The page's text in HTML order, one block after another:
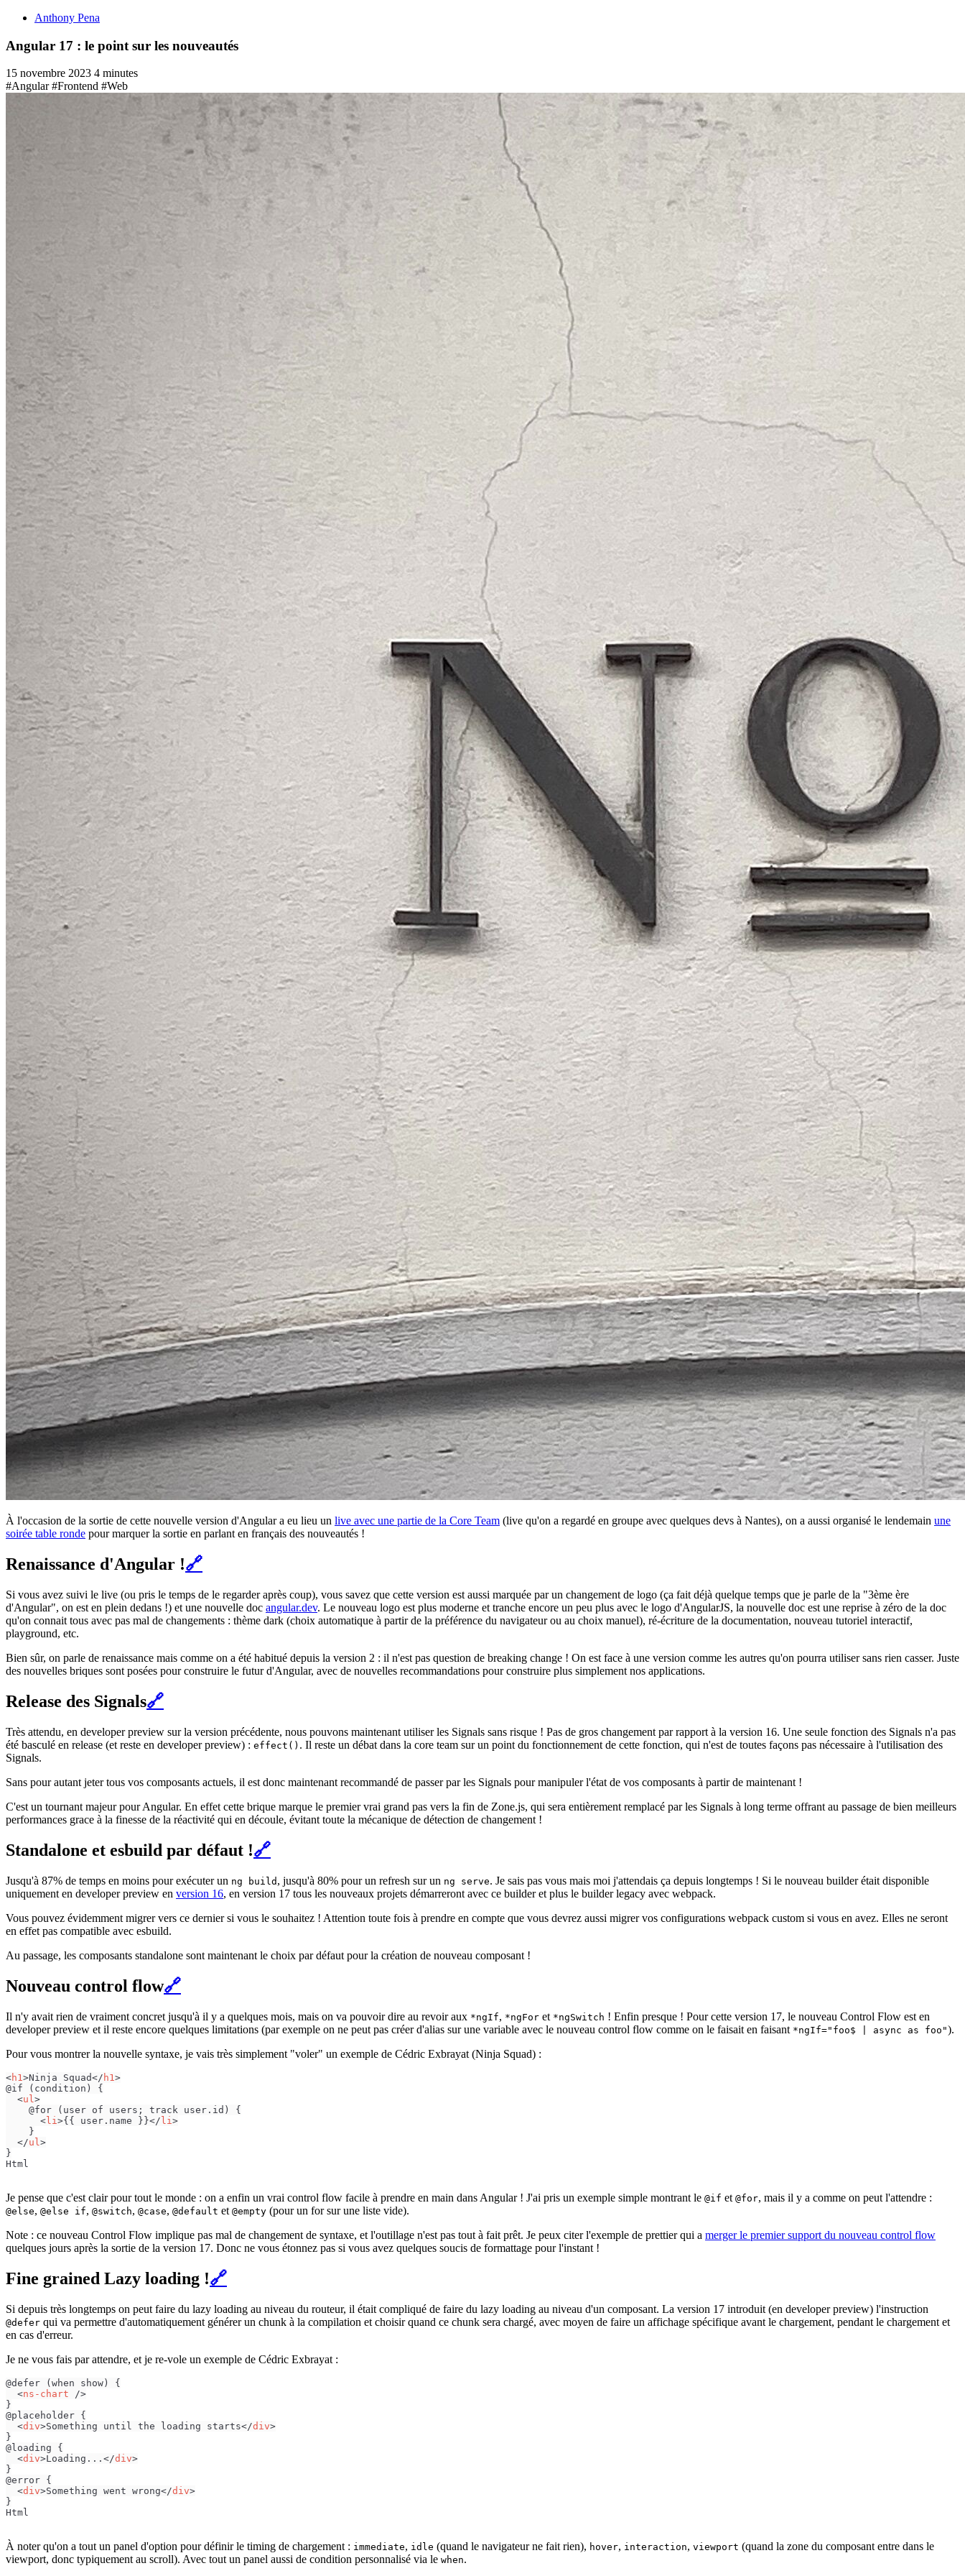
Anthony Pena
Angular 17 : le point sur les nouveautés
15 novembre 2023 4 minutes
#Angular #Frontend #Web
À l'occasion de la sortie de cette nouvelle version d'Angular a eu lieu un live avec une partie de la Core Team (live qu'on a regardé en groupe avec quelques devs à Nantes), on a aussi organisé le lendemain une
soirée table ronde pour marquer la sortie en parlant en français des nouveautés !
Renaissance d'Angular !🔗
Si vous avez suivi le live (ou pris le temps de le regarder après coup), vous savez que cette version est aussi marquée par un changement de logo (ça fait déjà quelque temps que je parle de la "3ème ère
d'Angular", on est en plein dedans !) et une nouvelle doc angular.dev. Le nouveau logo est plus moderne et tranche encore un peu plus avec le logo d'AngularJS, la nouvelle doc est une reprise à zéro de la doc
qu'on connait tous avec pas mal de changements : thème dark (choix automatique à partir de la préférence du navigateur ou au choix manuel), ré-écriture de la documentation, nouveau tutoriel interactif,
playground, etc.
Bien sûr, on parle de renaissance mais comme on a été habitué depuis la version 2 : il n'est pas question de breaking change ! On est face à une version comme les autres qu'on pourra utiliser sans rien casser. Juste
des nouvelles briques sont posées pour construire le futur d'Angular, avec de nouvelles recommandations pour construire plus simplement nos applications.
Release des Signals🔗
Très attendu, en developer preview sur la version précédente, nous pouvons maintenant utiliser les Signals sans risque ! Pas de gros changement par rapport à la version 16. Une seule fonction des Signals n'a pas
été basculé en release (et reste en developer preview) : effect() . Il reste un débat dans la core team sur un point du fonctionnement de cette fonction, qui n'est de toutes façons pas nécessaire à l'utilisation des
Signals.
Sans pour autant jeter tous vos composants actuels, il est donc maintenant recommandé de passer par les Signals pour manipuler l'état de vos composants à partir de maintenant !
C'est un tournant majeur pour Angular. En effet cette brique marque le premier vrai grand pas vers la fin de Zone.js, qui sera entièrement remplacé par les Signals à long terme offrant au passage de bien meilleurs
performances grace à la finesse de la réactivité qui en découle, évitant toute la mécanique de détection de changement !
Standalone et esbuild par défaut !🔗
Jusqu'à 87% de temps en moins pour exécuter un ng build , jusqu'à 80% pour un refresh sur un ng serve. Je sais pas vous mais moi j'attendais ça depuis longtemps ! Si le nouveau builder était disponible
uniquement en developer preview en version 16, en version 17 tous les nouveaux projets démarreront avec ce builder et plus le builder legacy avec webpack.
Vous pouvez évidemment migrer vers ce dernier si vous le souhaitez ! Attention toute fois à prendre en compte que vous devrez aussi migrer vos configurations webpack custom si vous en avez. Elles ne seront
en effet pas compatible avec esbuild.
Au passage, les composants standalone sont maintenant le choix par défaut pour la création de nouveau composant !
Nouveau control flow🔗
Il n'y avait rien de vraiment concret jusqu'à il y a quelques mois, mais on va pouvoir dire au revoir aux *ngIf, *ngFor et *ngSwitch ! Enfin presque ! Pour cette version 17, le nouveau Control Flow est en
developer preview et il reste encore quelques limitations (par exemple on ne peut pas créer d'alias sur une variable avec le nouveau control flow comme on le faisait en faisant *ngIf="foo$ | async as foo").
Pour vous montrer la nouvelle syntaxe, je vais très simplement "voler" un exemple de Cédric Exbrayat (Ninja Squad) :
<h1 >Ninja Squad</ h1 >
@if (condition) {
<ul >
    @for (user of users; track user.id) {
<li >{{ user.name }}</li >
    }
</ul >
}
Html
Je pense que c'est clair pour tout le monde : on a enfin un vrai control flow facile à prendre en main dans Angular ! J'ai pris un exemple simple montrant le @if et @for, mais il y a comme on peut l'attendre :
@else, @else if, @switch, @case, @default et @empty (pour un for sur une liste vide).
Note : ce nouveau Control Flow implique pas mal de changement de syntaxe, et l'outillage n'est pas tout à fait prêt. Je peux citer l'exemple de prettier qui a merger le premier support du nouveau control flow
quelques jours après la sortie de la version 17. Donc ne vous étonnez pas si vous avez quelques soucis de formattage pour l'instant !
Fine grained Lazy loading !🔗
Si depuis très longtemps on peut faire du lazy loading au niveau du routeur, il était compliqué de faire du lazy loading au niveau d'un composant. La version 17 introduit (en developer preview) l'instruction
@defer qui va permettre d'automatiquement générer un chunk à la compilation et choisir quand ce chunk sera chargé, avec moyen de faire un affichage spécifique avant le chargement, pendant le chargement et
en cas d'erreur.
Je ne vous fais par attendre, et je re-vole un exemple de Cédric Exbrayat :
@defer (when show) {
<ns-chart />
}
@placeholder {
<div>Something until the loading starts</div>
}
@loading {
<div>Loading... </div>
}
@error {
<div>Something went wrong</div>
}
Html
À noter qu'on a tout un panel d'option pour définir le timing de chargement : immediate, idle (quand le navigateur ne fait rien), hover, interaction, viewport (quand la zone du composant entre dans le
viewport, donc typiquement au scroll). Avec tout un panel aussi de condition personnalisé via le when.